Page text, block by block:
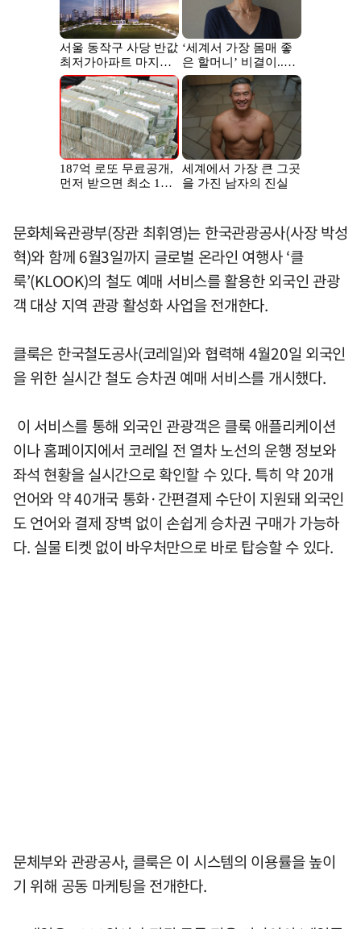
문화체육관광부(장관 최휘영)는 한국관광공사(사장 박성
혁)와 함께 6월3일까지 글로벌 온라인 여행사 ‘클
룩’(KLOOK)의 철도 예매 서비스를 활용한 외국인 관광
객 대상 지역 관광 활성화 사업을 전개한다.
클룩은 한국철도공사(코레일)와 협력해 4월20일 외국인
을 위한 실시간 철도 승차권 예매 서비스를 개시했다.
이 서비스를 통해 외국인 관광객은 클룩 애플리케이션
이나 홈페이지에서 코레일 전 열차 노선의 운행 정보와
좌석 현황을 실시간으로 확인할 수 있다. 특히 약 20개
언어와 약 40개국 통화·간편결제 수단이 지원돼 외국인
도 언어와 결제 장벽 없이 손쉽게 승차권 구매가 가능하
다. 실물 티켓 없이 바우처만으로 바로 탑승할 수 있다.
문체부와 관광공사, 클룩은 이 시스템의 이용률을 높이
기 위해 공동 마케팅을 전개한다.